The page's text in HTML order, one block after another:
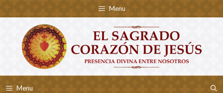
to
Menu
Menu